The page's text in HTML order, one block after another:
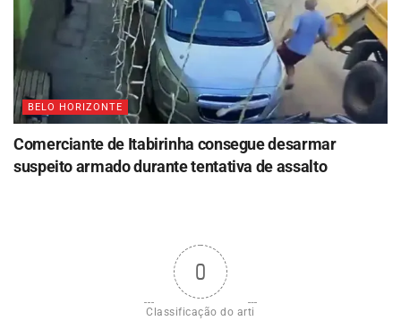
BELO HORIZONTE
Comerciante de Itabirinha consegue desarmar
suspeito armado durante tentativa de assalto
0
Classificação do arti